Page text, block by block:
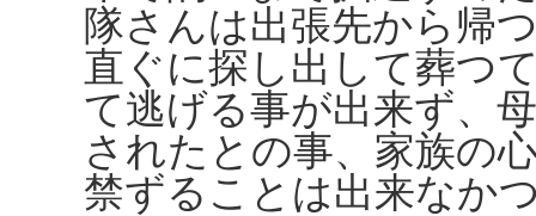
隊さんは出張先から帰
直ぐに探し出して葬つ
て逃げる事が出来ず、
されたとの事、家族の
禁ずることは出来なか